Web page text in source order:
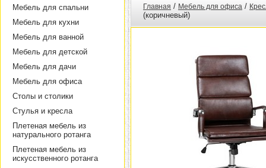
Мебель для спальни
Мебель для кухни
Мебель для ванной
Мебель для детской
Мебель для дачи
Мебель для офиса
Столы и столики
Стулья и кресла
Плетеная мебель из
натурального ротанга
Плетеная мебель из
искусственного ротанга
Главная / Мебель для офиса /
(коричневый)